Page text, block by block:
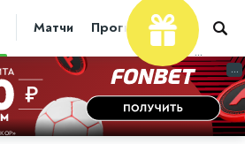
Матчи Прогнозы Новости
...
...